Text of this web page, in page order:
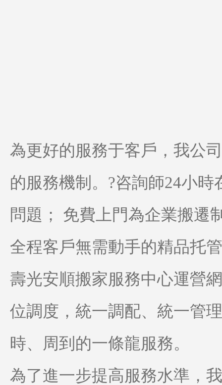
為更好的服務于客戶，我公
的服務機制。?咨詢師24小
問題； 免費上門為企業搬遷
全程客戶無需動手的精品托
壽光安順搬家服務中心運營
位調度，統一調配、統一管
時、周到的一條龍服務。
為了進一步提高服務水準，